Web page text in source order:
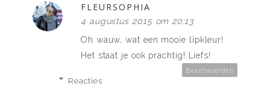
FLEURSOPHIA
4 augustus 2015 om 20:13
Oh wauw, wat een mooie lipkleur!
Het staat je ook prachtig! Liefs!
Beantwoorden
Reacties